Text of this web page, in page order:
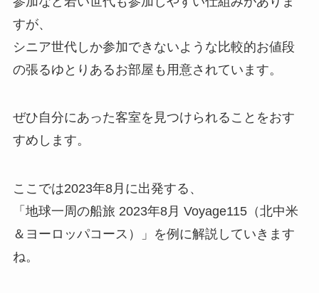
すが、
シニア世代しか参加できないような比較的お値段
の張るゆとりあるお部屋も用意されています。
ぜひ自分にあった客室を見つけられることをおす
すめします。
ここでは2023年8月に出発する、
「地球一周の船旅 2023年8月 Voyage115（北中米
＆ヨーロッパコース）」を例に解説していきます
ね。